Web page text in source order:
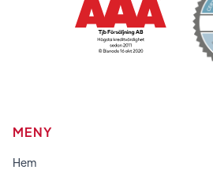
MENY
Hem